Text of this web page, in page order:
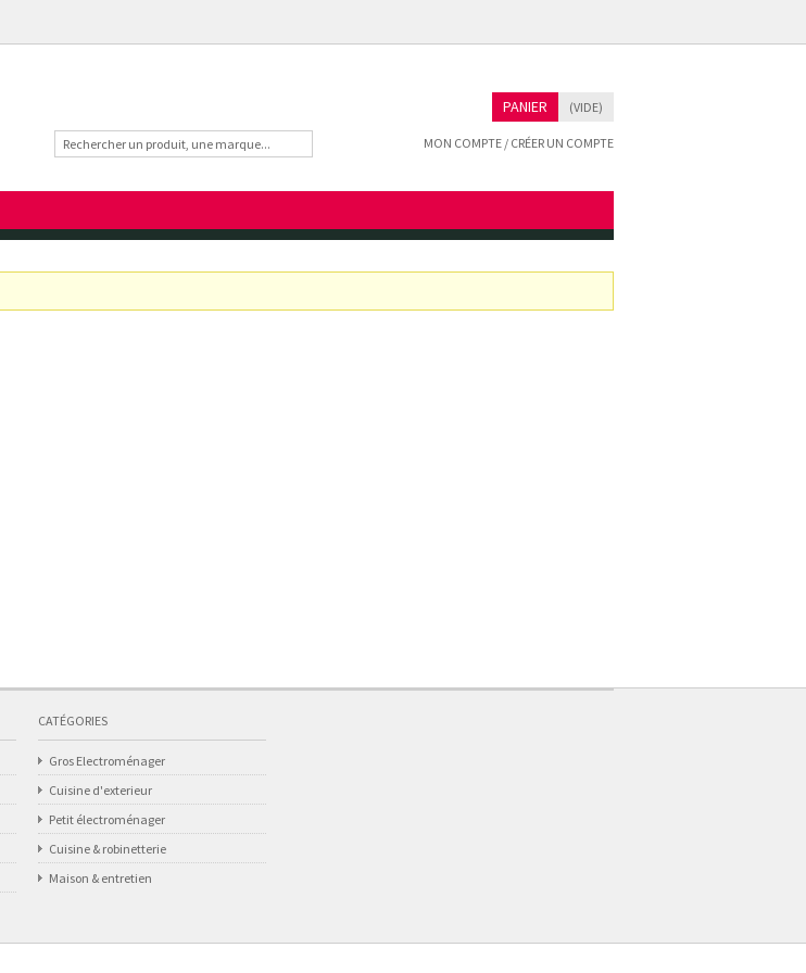
PANIER (VIDE)
MON COMPTE / CRÉER UN COMPTE
CATÉGORIES
Gros Electroménager
Cuisine d'exterieur
Petit électroménager
Cuisine & robinetterie
Maison & entretien